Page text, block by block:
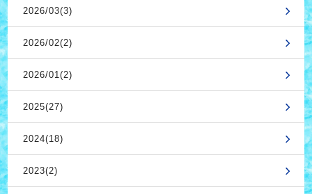
2026/03(3)
2026/02(2)
2026/01(2)
2025(27)
2024(18)
2023(2)